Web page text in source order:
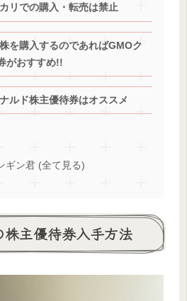
リでの購入・転売は禁止
を購入するのであればGMOク
がおすすめ!!
ルド株主優待券はオススメ
ギン君 (全て見る)
株主優待券入手方法